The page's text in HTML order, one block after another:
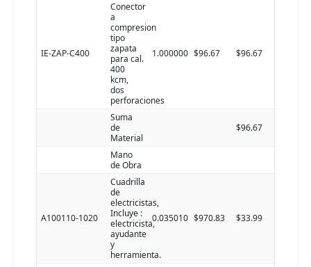
IE-ZAP-C400
Conector
a
compresion
tipo
zapata
para cal.
400
kcm,
dos
perforaciones
1.000000 $96.67 $96.67
Suma
de
Material
$96.67
Mano
de Obra
A100110-1020
Cuadrilla
de
electricistas,
Incluye :
electricista,
ayudante
y
herramienta.
0.035010 $970.83 $33.99